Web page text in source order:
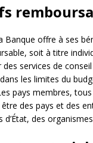
Banque offre à ses
soit à titre
services de
les limites du
pays membres,
des pays et des
des